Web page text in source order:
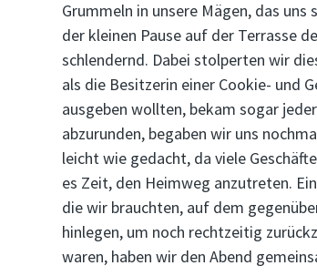
Grummeln in unsere Mägen, das
der kleinen Pause auf der Terrasse
schlendernd. Dabei stolperten wir
als die Besitzerin einer Cookie- und
ausgeben wollten, bekam sogar
abzurunden, begaben wir uns
leicht wie gedacht, da viele
es Zeit, den Heimweg anzutreten.
die wir brauchten, auf dem
hinlegen, um noch rechtzeitig
waren, haben wir den Abend